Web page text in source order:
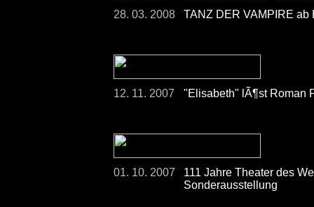
28. 03. 2008
TANZ DER VAMPIRE ab
12. 11. 2007 "Elisabeth" lÃ¶st Roman
01. 10. 2007
111 Jahre Theater des
Sonderausstellung